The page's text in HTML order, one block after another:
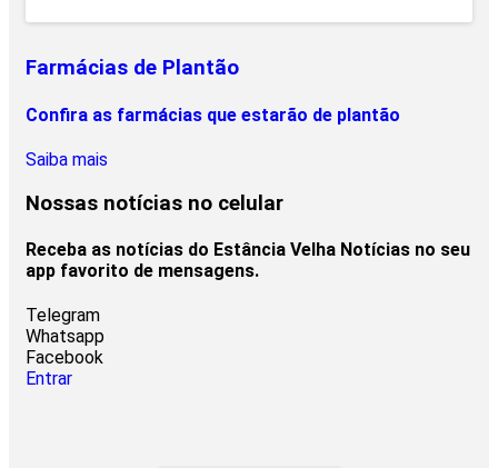
Farmácias de Plantão
Confira as farmácias que estarão de plantão
Saiba mais
Nossas notícias no celular
Receba as notícias do Estância Velha Notícias no seu
app favorito de mensagens.
Telegram
Whatsapp
Facebook
Entrar